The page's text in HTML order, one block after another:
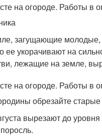
загущающие
ее укорачивают на
лежащие на земле,
обрезайте старые
вырезают до